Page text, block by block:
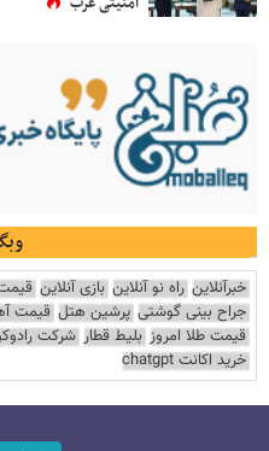
خبرآنلاین راه نو آنلاین بازی آنلاین
جراح بینی گوشتی پرشین هتل قیمت
قیمت طلا امروز بلیط قطار شرکت
خرید اکانت chatgpt